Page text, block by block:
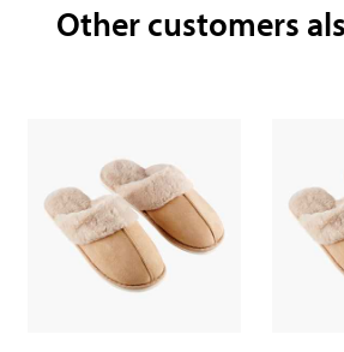
Other customers